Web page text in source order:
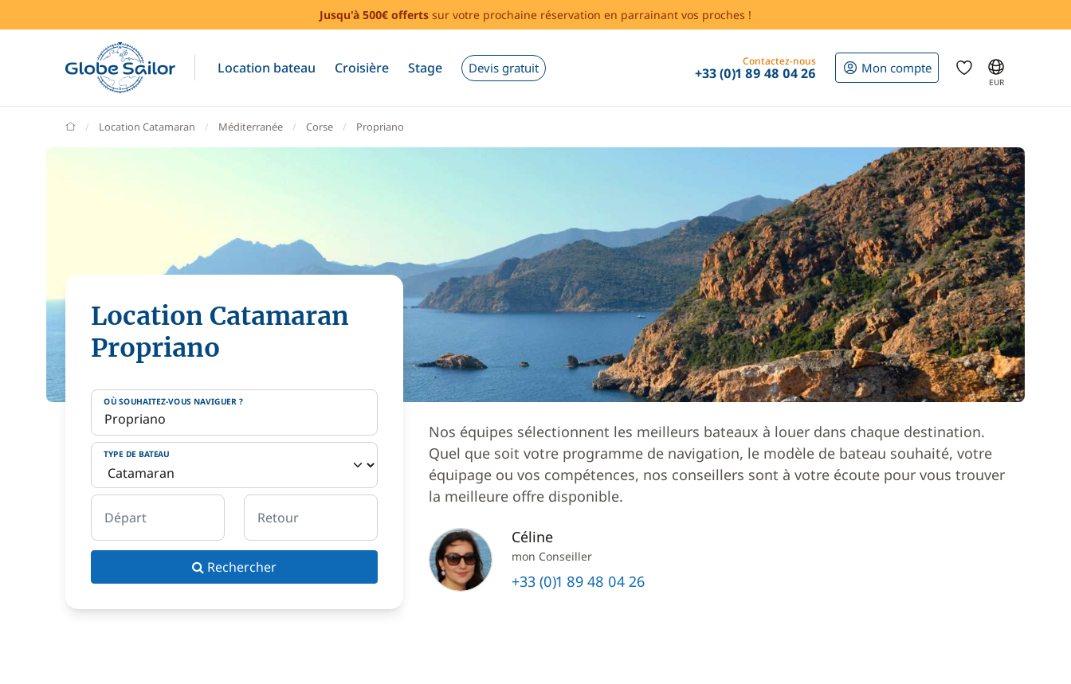
Jusqu'à 500€ offerts sur votre prochaine réservation en parrainant vos proches !
Location bateau Croisière Stage Devis gratuit Contactez-nous
+33 (0)1 89 48 04 26 Mon compte
EUR
GlobeSailor
Location Catamaran Méditerranée Corse Propriano
Location Catamaran
Propriano
OÙ SOUHAITEZ-VOUS NAVIGUER ?
TYPE DE BATEAU
Départ Retour
Rechercher
Nos équipes sélectionnent les meilleurs bateaux à louer dans chaque destination.
Quel que soit votre programme de navigation, le modèle de bateau souhaité, votre
équipage ou vos compétences, nos conseillers sont à votre écoute pour vous trouver
la meilleure offre disponible.
Céline
mon Conseiller
+33 (0)1 89 48 04 26